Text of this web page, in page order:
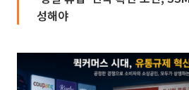
성해야